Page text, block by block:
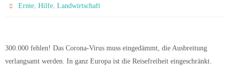
Ernte,Hilfe,Landwirtschaft
300.000 fehlen! Das Corona-Virus muss eingedämmt, die Ausbreitung
verlangsamt werden. In ganz Europa ist die Reisefreiheit eingeschränkt.